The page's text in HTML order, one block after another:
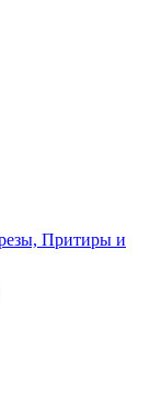
Притиры и